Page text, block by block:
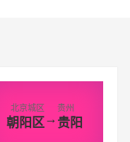
北京城区
朝阳区→
贵州
贵阳